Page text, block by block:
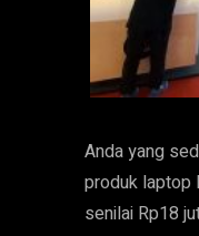
Anda yang
produk laptop
senilai Rp18